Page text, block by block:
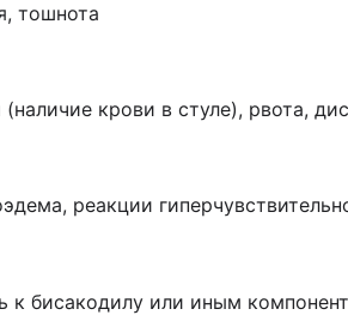
тошнота
(наличие крови в стуле), рвота,
реакции
к бисакодилу или иным